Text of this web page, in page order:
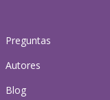
Preguntas
Autores
Blog